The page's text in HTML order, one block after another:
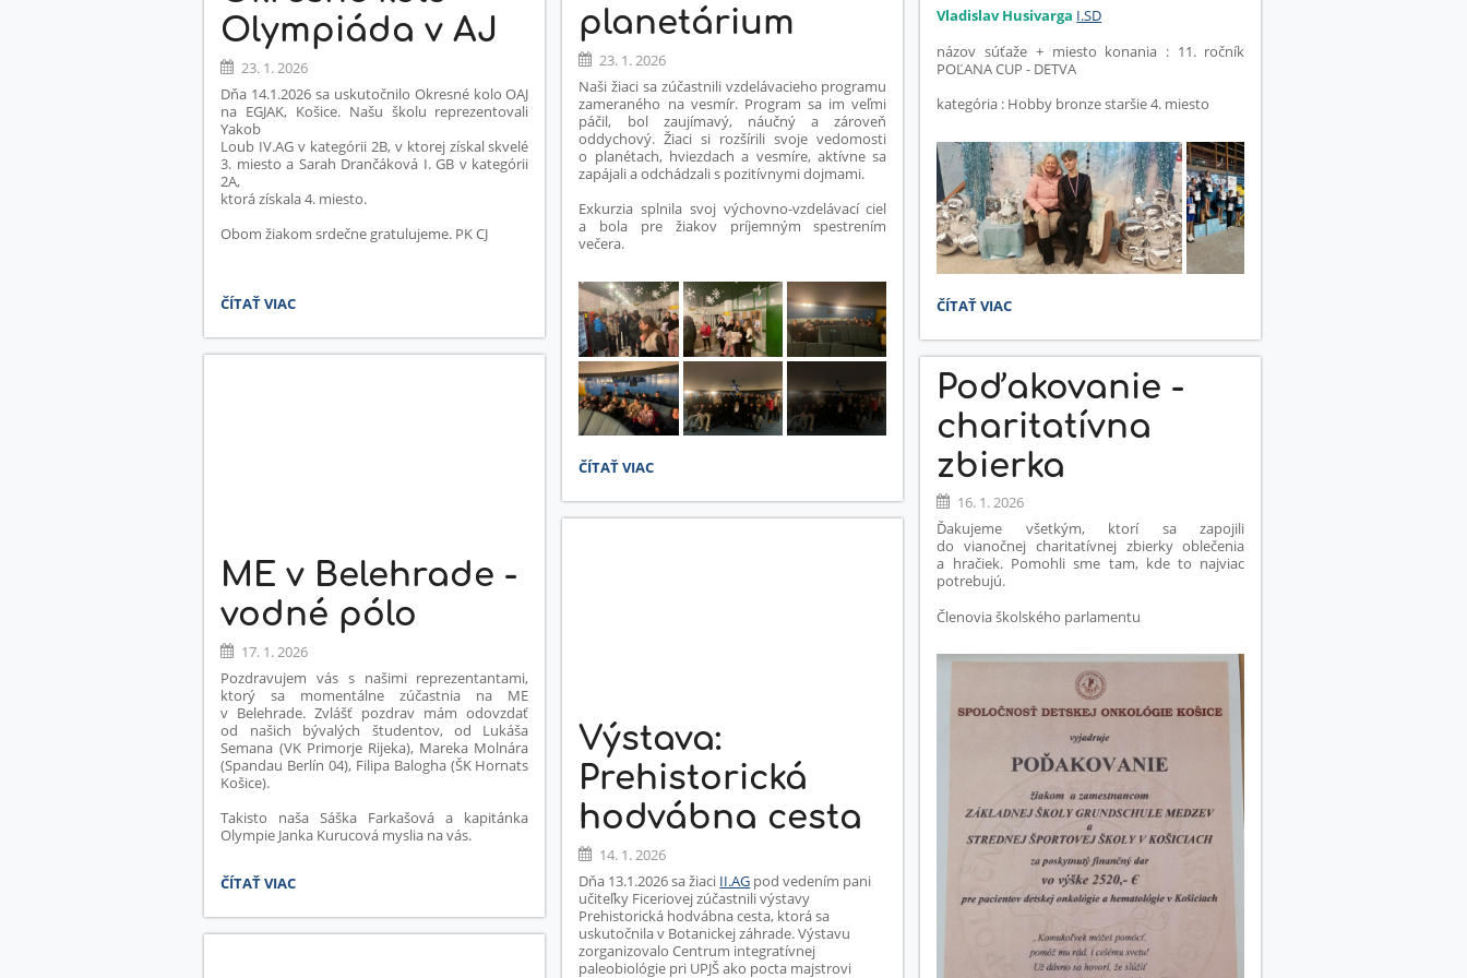
planetárium
23. 1. 2026
Naši žiaci sa zúčastnili vzdelávacieho programu
zameraného na vesmír. Program sa im veľmi
páčil, bol zaujímavý, náučný a zároveň
oddychový. Žiaci si rozšírili svoje vedomosti
o planétach, hviezdach a vesmíre, aktívne sa
zapájali a odchádzali s pozitívnymi dojmami.
Exkurzia splnila svoj výchovno-vzdelávací cieľ
a bola pre žiakov príjemným spestrením
večera.
NOČNÁ
-
PLANETÁRIUM:
ČÍTAŤ VIAC
Olympiáda v AJ
23. 1. 2026
Dňa 14.1.2026 sa uskutočnilo Okresné kolo OAJ
na EGJAK, Košice. Našu školu reprezentovali
Yakob
Loub IV.AG v kategórii 2B, v ktorej získal skvelé
3. miesto a Sarah Drančáková I. GB v kategórii
2A,
ktorá získala 4. miesto.
Obom žiakom srdečne gratulujeme. PK CJ
OKRESNÉ
-
OLYMPIÁDA
ČÍTAŤ VIAC
Vladislav Husivarga I.SD
názov súťaže + miesto konania : 11. ročník
POĽANA CUP - DETVA
kategória : Hobby bronze staršie 4. miesto
POĽANA
-
KRASOKORČUĽOVANIE:
ČÍTAŤ VIAC
ME v Belehrade -
vodné pólo
17. 1. 2026
Pozdravujem vás s našimi reprezentantami,
ktorý sa momentálne zúčastnia na ME
v Belehrade. Zvlášť pozdrav mám odovzdať
od našich bývalých študentov, od Lukáša
Semana (VK Primorje Rijeka), Mareka Molnára
(Spandau Berlín 04), Filipa Balogha (ŠK Hornats
Košice).
Takisto naša Sáška Farkašová a kapitánka
Olympie Janka Kurucová myslia na vás.
ME
BELEHRADE
-
ČÍTAŤ VIAC
Poďakovanie -
charitatívna
zbierka
16. 1. 2026
Ďakujeme všetkým, ktorí sa zapojili
do vianočnej charitatívnej zbierky oblečenia
a hračiek. Pomohli sme tam, kde to najviac
potrebujú.
Členovia školského parlamentu
Výstava:
Prehistorická
hodvábna cesta
14. 1. 2026
Dňa 13.1.2026 sa žiaci II.AG pod vedením pani
učiteľky Ficeriovej zúčastnili výstavy
Prehistorická hodvábna cesta, ktorá sa
uskutočnila v Botanickej záhrade. Výstavu
zorganizovalo Centrum integratívnej
paleobiológie pri UPJŠ ako pocta majstrovi